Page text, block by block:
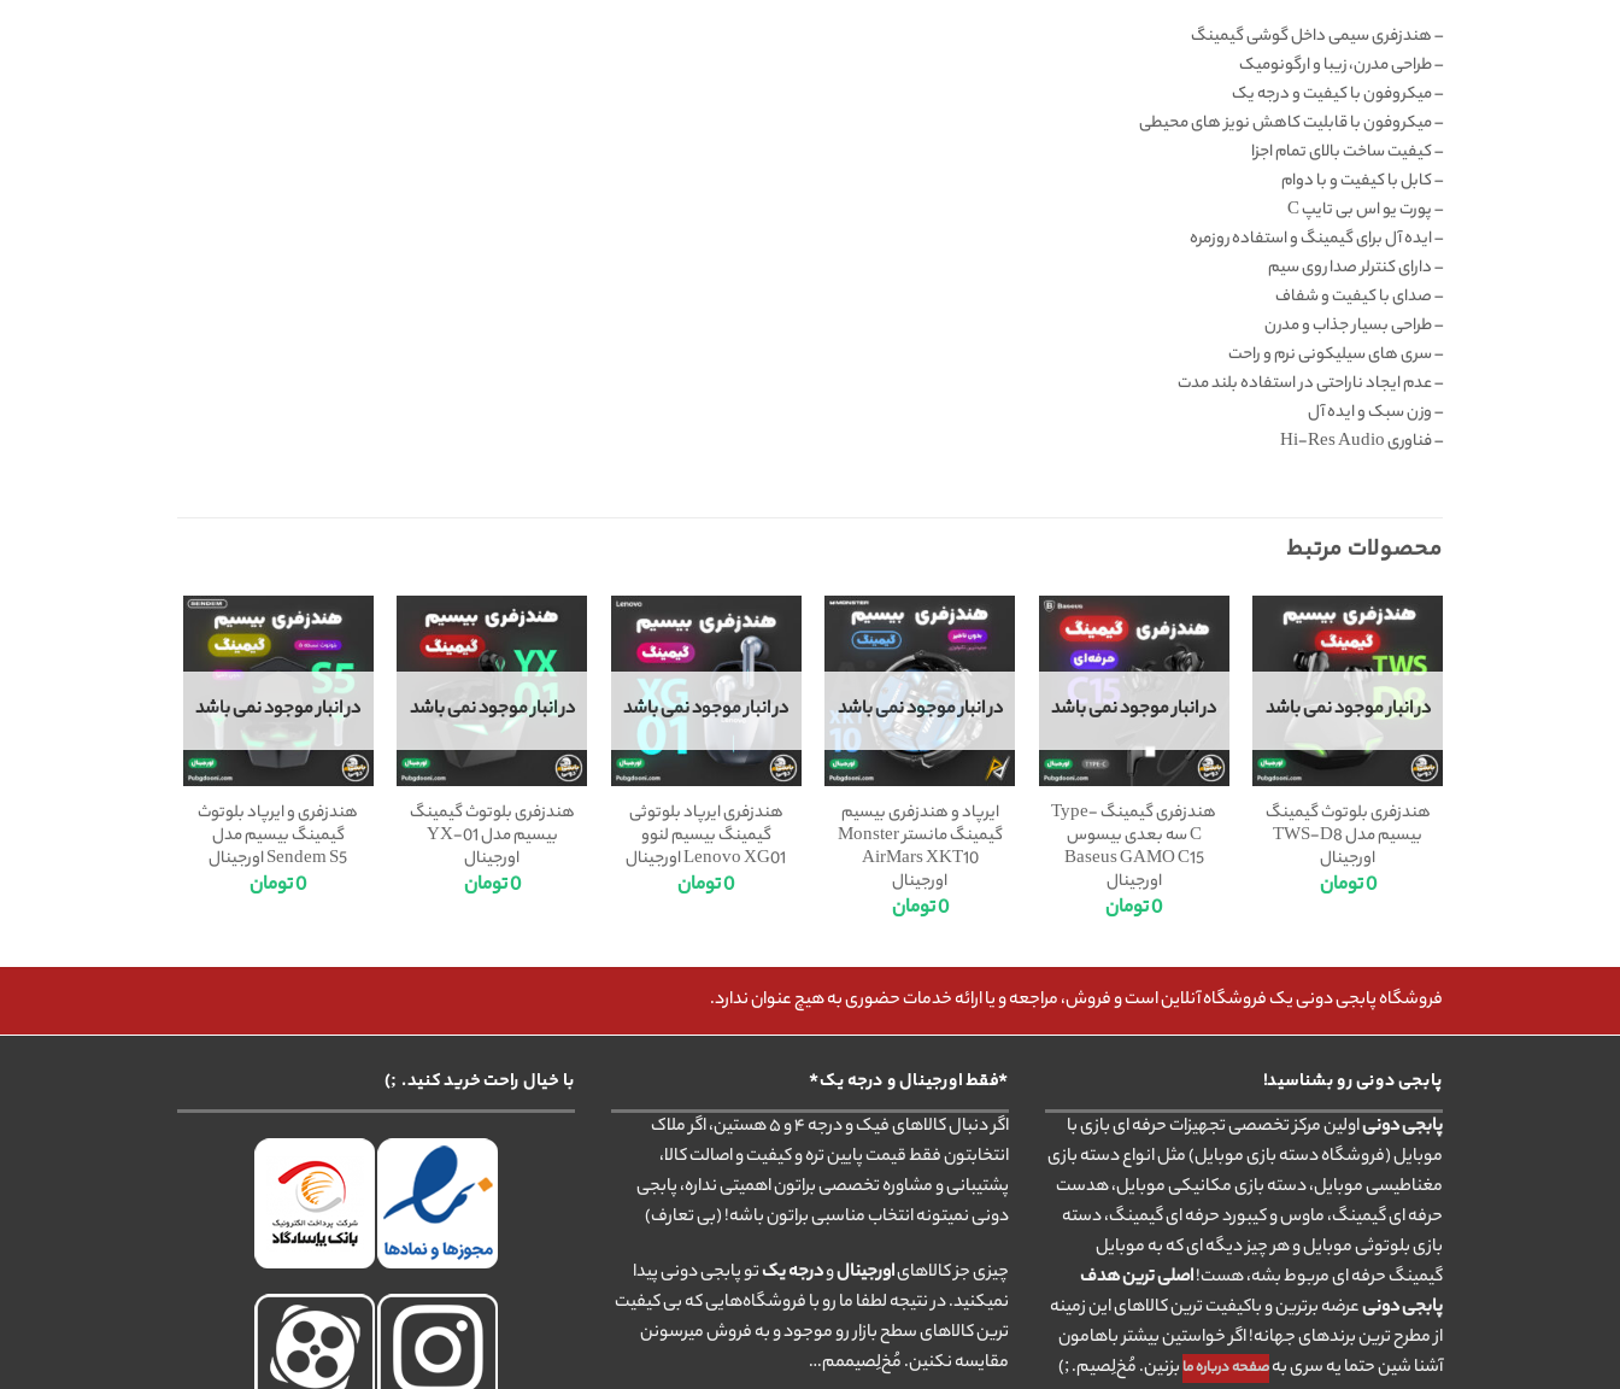
– هندزفری سیمی داخل گوشی گیمینگ
– طراحی مدرن، زیبا و ارگونومیک
– میکروفون با کیفیت و درجه یک
– میکروفون با قابلیت کاهش نویز های محیطی
– کیفیت ساخت بالای تمام اجزا
– کابل با کیفیت و با دوام
– پورت یو اس بی تایپ C
– ایده آل برای گیمینگ و استفاده روزمره
– دارای کنترلر صدا روی سیم
– صدای با کیفیت و شفاف
– طراحی بسیار جذاب و مدرن
– سری های سیلیکونی نرم و راحت
– عدم ایجاد ناراحتی در استفاده بلند مدت
– وزن سبک و ایده آل
– فناوری Hi-Res Audio
محصولات مرتبط
در انبار موجود نمی باشد
هندزفری بلوتوث گیمینگ
بیسیم مدل TWS-D8
اورجینال
0تومان
در انبار موجود نمی باشد
هندزفری گیمینگ Type-
C سه بعدی بیسوس
Baseus GAMO C15
اورجینال
0تومان
در انبار موجود نمی باشد
ایرپاد و هندزفری بیسیم
گیمینگ مانستر Monster
AirMars XKT10
اورجینال
0تومان
در انبار موجود نمی باشد
هندزفری ایرپاد بلوتوثی
گیمینگ بیسیم لنوو
Lenovo XG01 اورجینال
0تومان
در انبار موجود نمی باشد
هندزفری بلوتوث گیمینگ
بیسیم مدل YX-01
اورجینال
0تومان
در انبار موجود نمی باشد
هندزفری و ایرپاد بلوتوث
گیمینگ بیسیم مدل
Sendem S5 اورجینال
0تومان
فروشگاه پابجی دونی یک فروشگاه آنلاین است و فروش، مراجعه و یا ارائه خدمات حضوری به هیچ عنوان ندارد.
پابجی دونی رو بشناسید!
پابجی دونیاولین مرکز تخصصی تجهیزات حرفه ای بازی با
موبایل (فروشگاه دسته بازی موبایل) مثل انواع دسته بازی
مغناطیسی موبایل، دسته بازی مکانیکی موبایل، هدست
حرفه ای گیمینگ، ماوس و کیبورد حرفه ای گیمینگ، دسته
بازی بلوتوثی موبایل و هر چیز دیگه ای که به موبایل
گیمینگ حرفه ای مربوط بشه، هست!اصلی ترین هدف
پابجی دونیعرضه برترین و باکیفیت ترین کالاهای این زمینه
از مطرح ترین برندهای جهانه! اگر خواستین بیشتر باهامون
آشنا شین حتما یه سری بهصفحه درباره ما بزنین. مُخ‌لِصیم. ;)
*فقط اورجینال و درجه یک*
اگر دنبال کالاهای فیک و درجه ۴ و ۵ هستین، اگر ملاک
انتخابتون فقط قیمت پایین تره و کیفیت و اصالت کالا،
پشتیبانی و مشاوره تخصصی براتون اهمیتی نداره، پابجی
دونی نمیتونه انتخاب مناسبی براتون باشه! (بی تعارف)
چیزی جز کالاهایاورجینالودرجه یکتو پابجی دونی پیدا
نمیکنید. در نتیجه لطفا ما رو با فروشگاه‌هایی که بی کیفیت
ترین کالاهای سطح بازار رو موجود و به فروش میرسونن
مقایسه نکنین. مُخ‌لِصیممم…
با خیال راحت خرید کنید. ;)